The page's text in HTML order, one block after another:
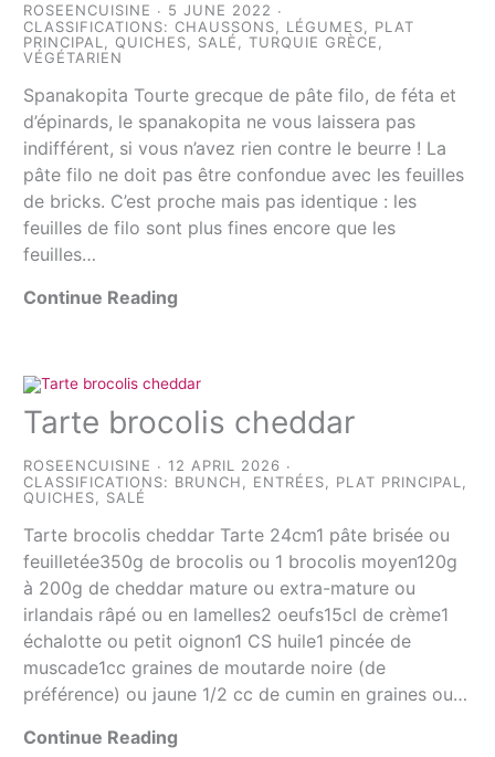
ROSEENCUISINE
5 JUNE 2022
CLASSIFICATIONS:CHAUSSONS LÉGUMES
PLAT
PRINCIPAL
,QUICHES SALÉ ,TURQUIE GRÈCE
VÉGÉTARIEN
Spanakopita Tourte grecque de pâte filo, de féta et
d’épinards, le spanakopita ne vous laissera pas
indifférent, si vous n’avez rien contre le beurre ! La
pâte filo ne doit pas être confondue avec les feuilles
de bricks. C’est proche mais pas identique : les
feuilles de filo sont plus fines encore que les
feuilles…
Continue Reading
Tarte brocolis cheddar
ROSEENCUISINE
12 APRIL 2026
CLASSIFICATIONS: BRUNCH, ENTRÉES, PLAT PRINCIPAL,
QUICHES, SALÉ
Tarte brocolis cheddar Tarte 24cm1 pâte brisée ou
feuilletée350g de brocolis ou 1 brocolis moyen120g
à 200g de cheddar mature ou extra-mature ou
irlandais râpé ou en lamelles2 oeufs15cl de crème1
échalotte ou petit oignon1 CS huile1 pincée de
muscade1cc graines de moutarde noire (de
préférence) ou jaune 1/2 cc de cumin en graines ou…
Continue Reading